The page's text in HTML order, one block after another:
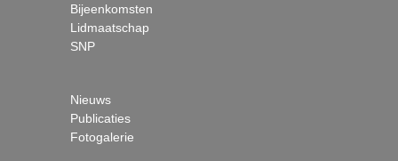
Bijeenkomsten
Lidmaatschap
SNP
Nieuws
Publicaties
Fotogalerie